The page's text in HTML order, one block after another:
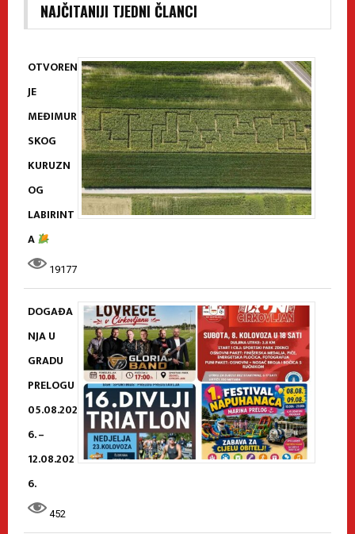
NAJČITANIJI TJEDNI ČLANCI
OTVOREN
JE
MEĐIMUR
SKOG
KURUZN
OG
LABIRINT
A
19177
DOGAĐA
NJA U
GRADU
PRELOGU
05.08.202
6. –
12.08.202
6.
452